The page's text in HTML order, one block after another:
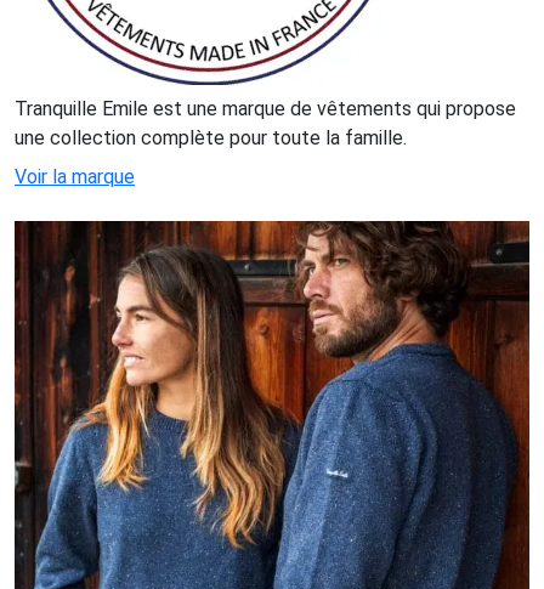
Tranquille Emile est une marque de vêtements qui propose
une collection complète pour toute la famille.
Voir la marque